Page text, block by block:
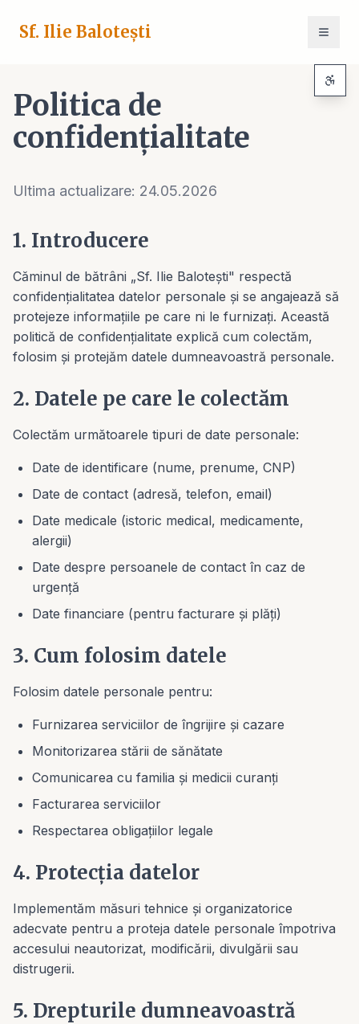
Sf. Ilie Balotești
Politica de
confidențialitate
Ultima actualizare: 24.05.2026
1. Introducere
Căminul de bătrâni „Sf. Ilie Balotești" respectă
confidențialitatea datelor personale și se angajează să
protejeze informațiile pe care ni le furnizați. Această
politică de confidențialitate explică cum colectăm,
folosim și protejăm datele dumneavoastră personale.
2. Datele pe care le colectăm
Colectăm următoarele tipuri de date personale:
Date de identificare (nume, prenume, CNP)
Date de contact (adresă, telefon, email)
Date medicale (istoric medical, medicamente,
alergii)
Date despre persoanele de contact în caz de
urgență
Date financiare (pentru facturare și plăți)
3. Cum folosim datele
Folosim datele personale pentru:
Furnizarea serviciilor de îngrijire și cazare
Monitorizarea stării de sănătate
Comunicarea cu familia și medicii curanți
Facturarea serviciilor
Respectarea obligațiilor legale
4. Protecția datelor
Implementăm măsuri tehnice și organizatorice
adecvate pentru a proteja datele personale împotriva
accesului neautorizat, modificării, divulgării sau
distrugerii.
5. Drepturile dumneavoastră